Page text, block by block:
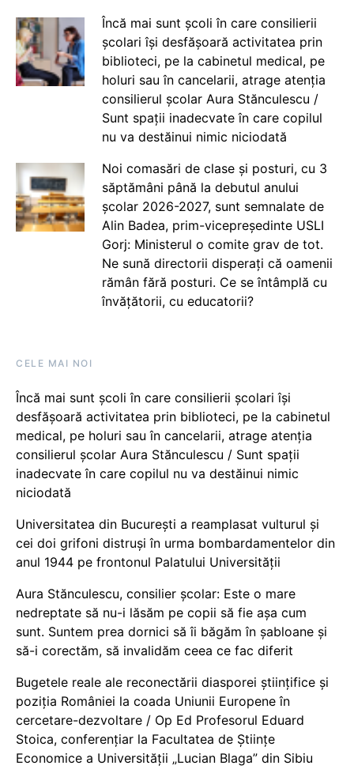
Încă mai sunt școli în care consilierii
școlari își desfășoară activitatea prin
biblioteci, pe la cabinetul medical, pe
holuri sau în cancelarii, atrage atenția
consilierul școlar Aura Stănculescu /
Sunt spații inadecvate în care copilul
nu va destăinui nimic niciodată
Noi comasări de clase și posturi, cu 3
săptămâni până la debutul anului
școlar 2026-2027, sunt semnalate de
Alin Badea, prim-vicepreședinte USLI
Gorj: Ministerul o comite grav de tot.
Ne sună directorii disperați că oamenii
rămân fără posturi. Ce se întâmplă cu
învățătorii, cu educatorii?
CELE MAI NOI
Încă mai sunt școli în care consilierii școlari își
desfășoară activitatea prin biblioteci, pe la cabinetul
medical, pe holuri sau în cancelarii, atrage atenția
consilierul școlar Aura Stănculescu / Sunt spații
inadecvate în care copilul nu va destăinui nimic
niciodată
Universitatea din București a reamplasat vulturul și
cei doi grifoni distruși în urma bombardamentelor din
anul 1944 pe frontonul Palatului Universității
Aura Stănculescu, consilier școlar: Este o mare
nedreptate să nu-i lăsăm pe copii să fie așa cum
sunt. Suntem prea dornici să îi băgăm în șabloane și
să-i corectăm, să invalidăm ceea ce fac diferit
Bugetele reale ale reconectării diasporei științifice și
poziția României la coada Uniunii Europene în
cercetare-dezvoltare / Op Ed Profesorul Eduard
Stoica, conferențiar la Facultatea de Științe
Economice a Universității „Lucian Blaga” din Sibiu